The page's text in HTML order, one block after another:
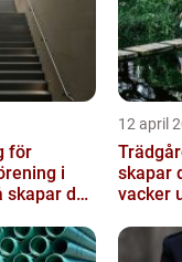
för
i
skapar du
12 april
skapar
vacker